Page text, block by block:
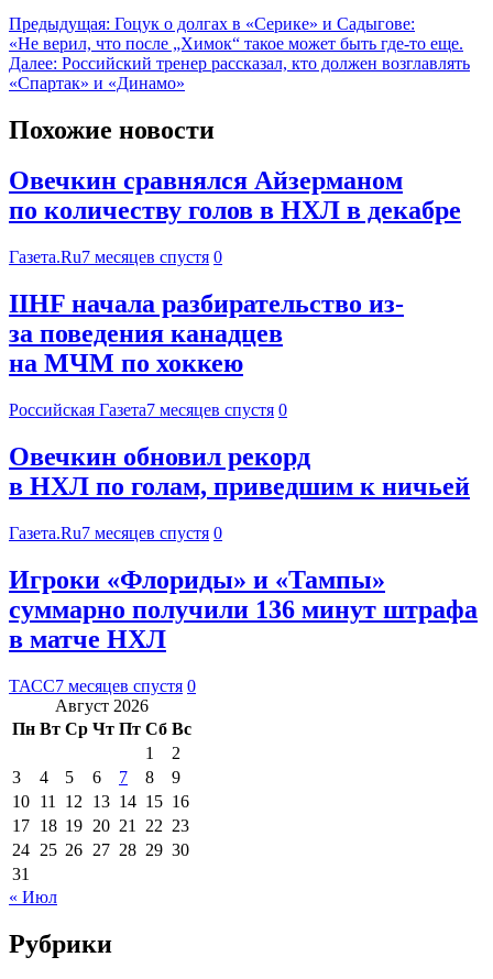
Предыдущая: Гоцук о долгах в «Серике» и Садыгове:
«Не верил, что после „Химок“ такое может быть где-то еще.
Далее: Российский тренер рассказал, кто должен возглавлять
«Спартак» и «Динамо»
Похожие новости
Овечкин сравнялся Айзерманом
по количеству голов в НХЛ в декабре
Газета.Ru7 месяцев спустя 0
IIHF начала разбирательство из-
за поведения канадцев
на МЧМ по хоккею
Российская Газета7 месяцев спустя 0
Овечкин обновил рекорд
в НХЛ по голам, приведшим к ничьей
Газета.Ru7 месяцев спустя 0
Игроки «Флориды» и «Тампы»
суммарно получили 136 минут штрафа
в матче НХЛ
ТАСС7 месяцев спустя 0
Август 2026
Пн Вт Ср Чт Пт Сб Вс
1
2
3
4 5 6 7 8
9
10 11 12 13 14 15 16
17 18 19 20 21 22 23
24 25 26 27 28 29 30
31
« Июл
Рубрики